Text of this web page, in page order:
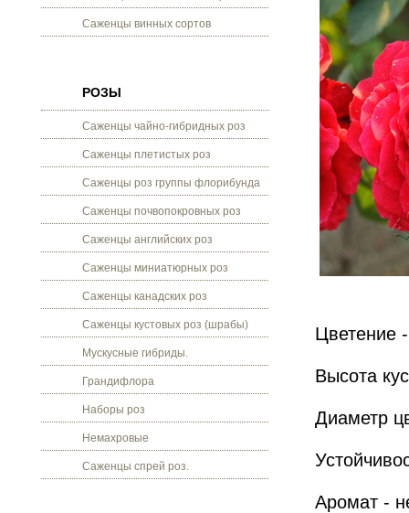
Саженцы винных сортов
РОЗЫ
Саженцы чайно-гибридных роз
Саженцы плетистых роз
Саженцы роз группы флорибунда
Саженцы почвопокровных роз
Саженцы английских роз
Саженцы миниатюрных роз
Саженцы канадских роз
Саженцы кустовых роз (шрабы)
Мускусные гибриды.
Грандифлора
Наборы роз
Немахровые
Саженцы спрей роз.
Цветение
Высота
Диаметр
Аромат -